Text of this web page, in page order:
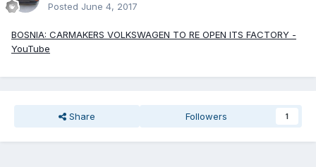
Posted June 4, 2017
BOSNIA: CARMAKERS VOLKSWAGEN TO RE OPEN ITS FACTORY -
YouTube
Share Followers 1